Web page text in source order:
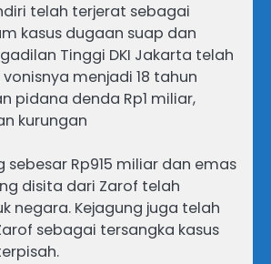
telah terjerat sebagai
kasus dugaan suap dan
Tinggi DKI Jakarta telah
menjadi 18 tahun
pidana denda Rp1 miliar,
kurungan
sebesar Rp915 miliar dan emas
disita dari Zarof telah
negara. Kejagung juga telah
sebagai tersangka kasus